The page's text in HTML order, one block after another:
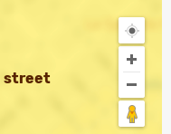
street